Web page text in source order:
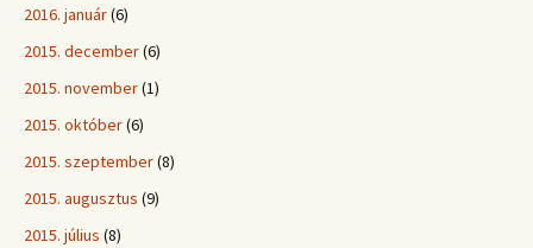
2016. január(6)
2015. december(6)
2015. november(1)
2015. október(6)
2015. szeptember(8)
2015. augusztus (9)
2015. július (8)